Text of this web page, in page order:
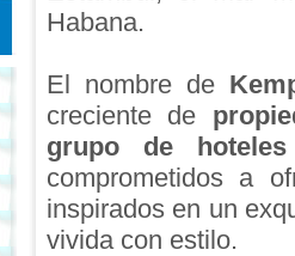
Habana.
El nombre de
creciente de
grupo de
comprometidos a
inspirados en un
vivida con estilo.